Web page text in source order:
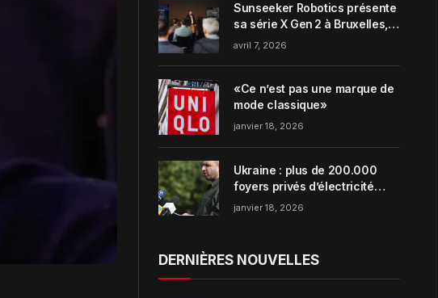
Sunseeker Robotics présente
sa série X Gen 2 à Bruxelles,
incarnant parfaitement le
avril 7, 2026
«Ce n’est pas une marque de
mode classique»
janvier 18, 2026
Ukraine : plus de 200.000
foyers privés d’électricité
dans la région de Zaporijjia
janvier 18, 2026
DERNIÈRES NOUVELLES